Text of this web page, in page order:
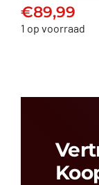
€89,99
€89,99
1 op voorraad